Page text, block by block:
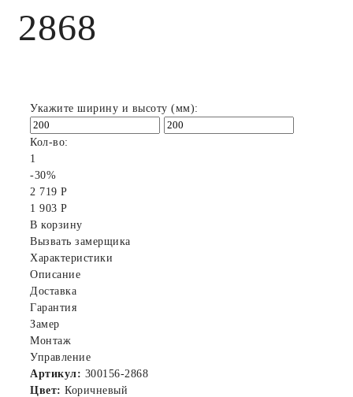
2868
Укажите ширину и высоту (мм):
Кол-во:
1
-30%
2 719 Р
1 903 Р
В корзину
Вызвать замерщика
Характеристики
Описание
Доставка
Гарантия
Замер
Монтаж
Управление
Артикул: 300156-2868
Цвет: Коричневый